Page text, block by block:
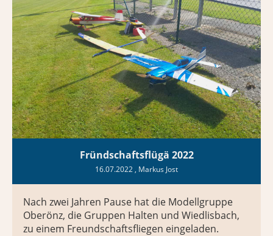
Fründschaftsflügä 2022
16.07.2022 , Markus Jost
Nach zwei Jahren Pause hat die Modellgruppe
Oberönz, die Gruppen Halten und Wiedlisbach,
zu einem Freundschaftsfliegen eingeladen.